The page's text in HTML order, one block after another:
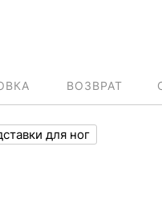
ВОЗВРАТ
для ног